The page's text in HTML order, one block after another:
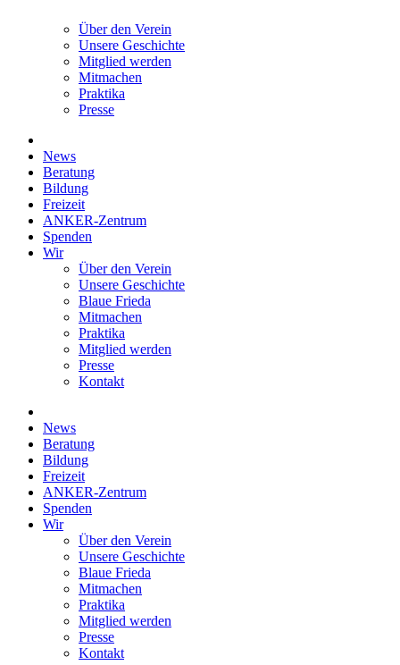
Über den Verein
Unsere Geschichte
Mitglied werden
Mitmachen
Praktika
Presse
News
Beratung
Bildung
Freizeit
ANKER-Zentrum
Spenden
Wir
Über den Verein
Unsere Geschichte
Blaue Frieda
Mitmachen
Praktika
Mitglied werden
Presse
Kontakt
News
Beratung
Bildung
Freizeit
ANKER-Zentrum
Spenden
Wir
Über den Verein
Unsere Geschichte
Blaue Frieda
Mitmachen
Praktika
Mitglied werden
Presse
Kontakt